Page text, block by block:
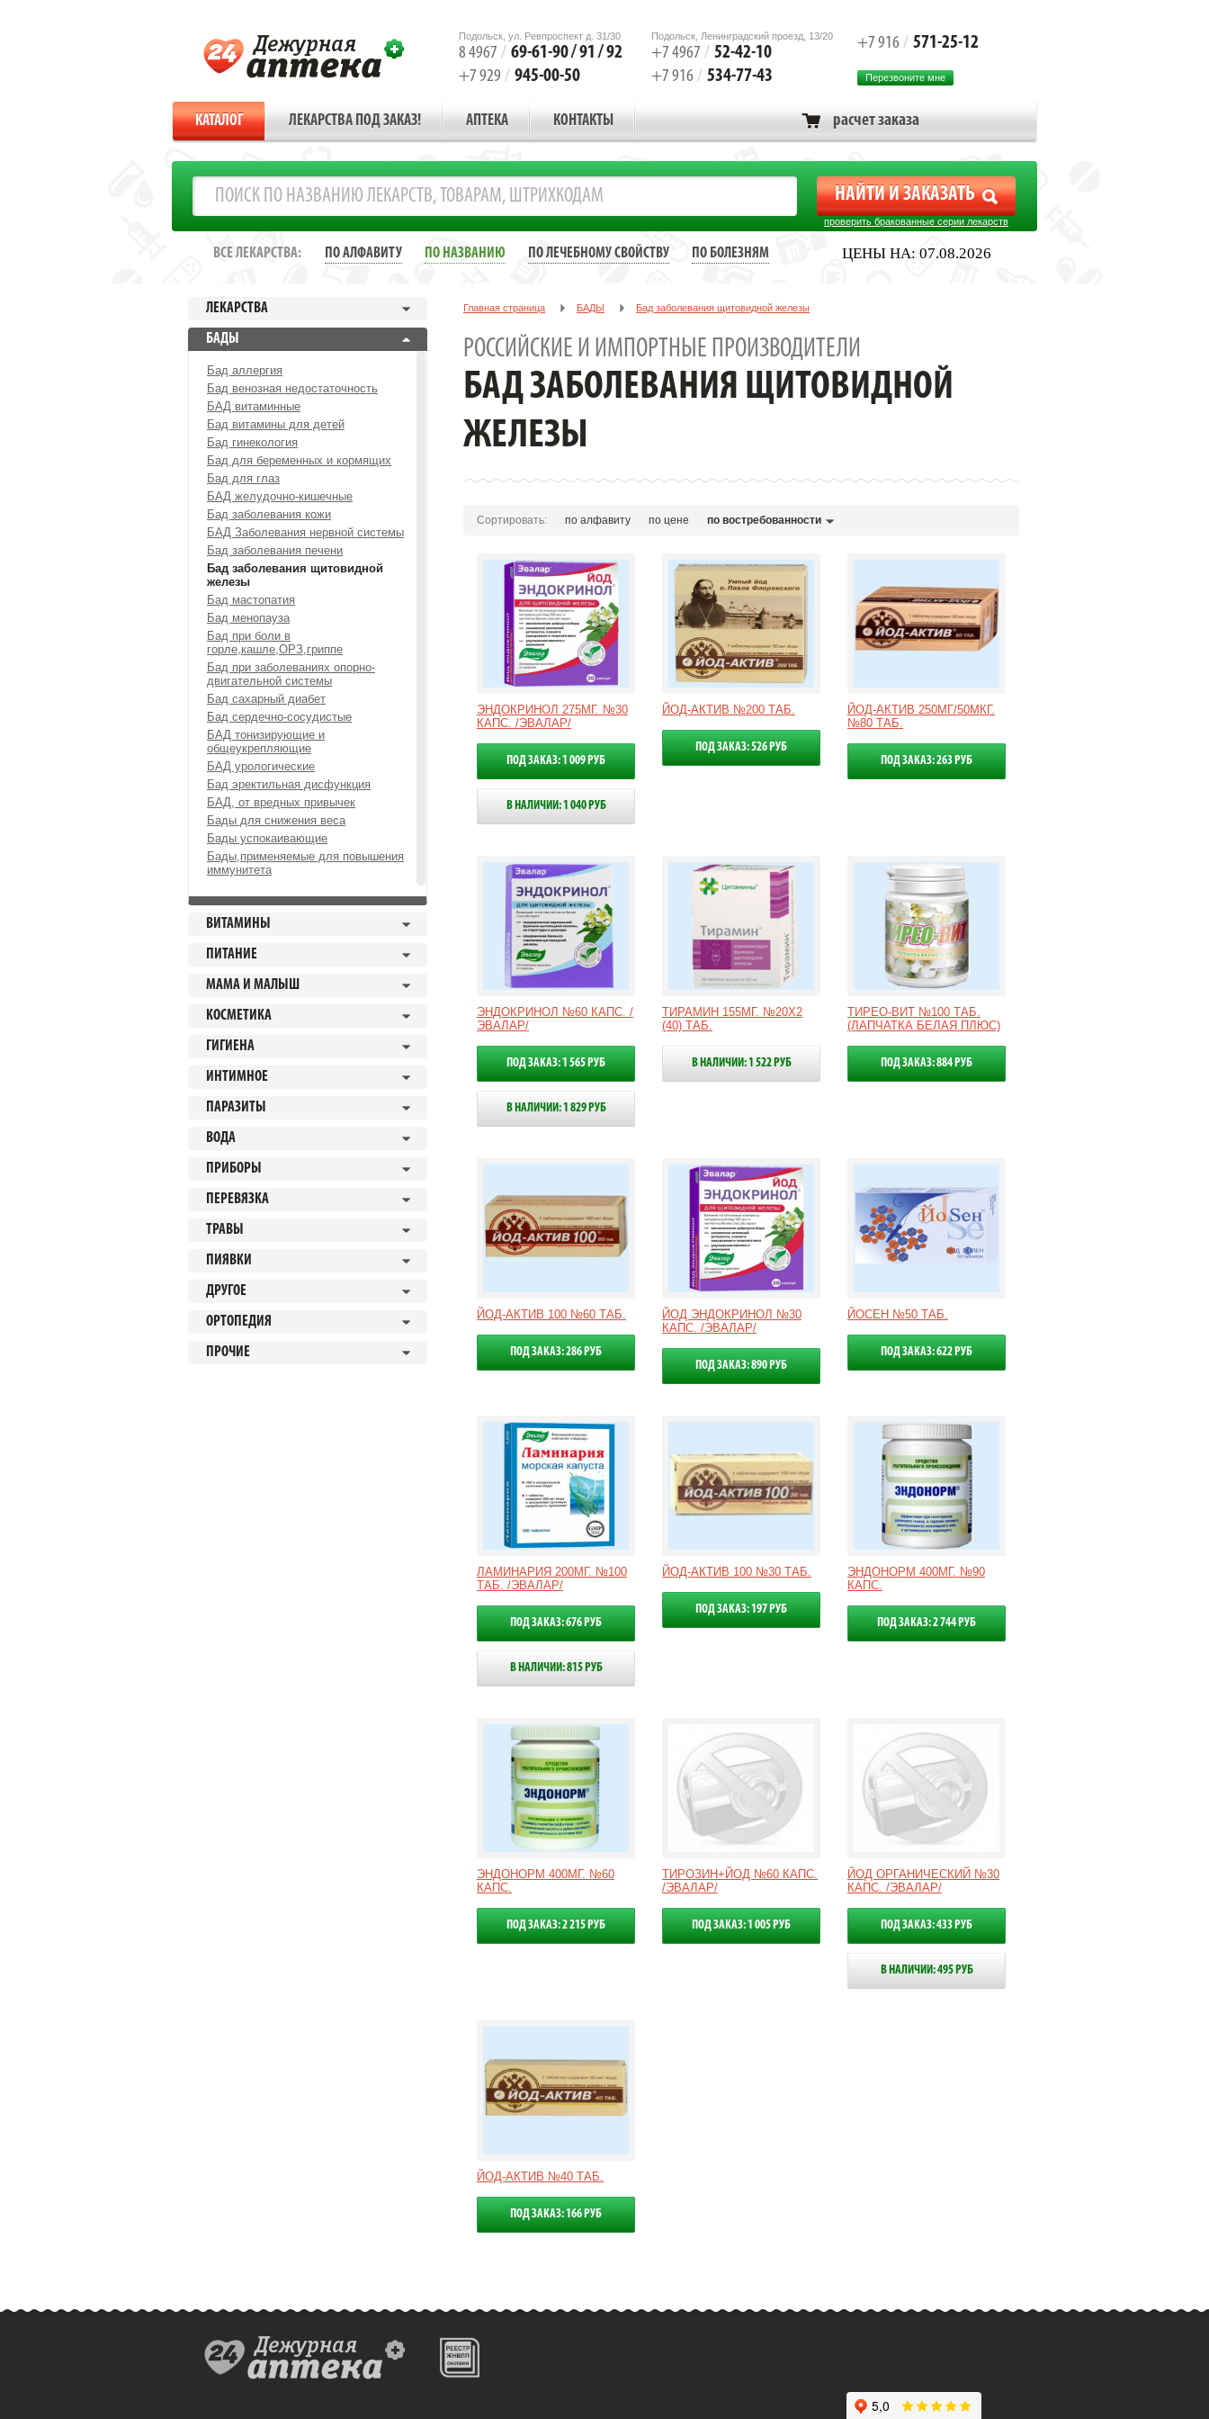
Подольск, ул. Ревпроспект д. 31/30
8 4967 / 69-61-90 / 91 / 92
+7 929 / 945-00-50
Подольск, Ленинградский проезд, 13/20
+7 4967 / 52-42-10
+7 916 / 534-77-43
+7 916 / 571-25-12
Перезвоните мне
КАТАЛОГ ЛЕКАРСТВА ПОД ЗАКАЗ! АПТЕКА КОНТАКТЫ расчет заказа
проверить бракованные серии лекарств
ЦЕНЫ НА: 07.08.2026
ВСЕ ЛЕКАРСТВА: ПО АЛФАВИТУ ПО НАЗВАНИЮ ПО ЛЕЧЕБНОМУ СВОЙСТВУ ПО БОЛЕЗНЯМ
ЛЕКАРСТВА
БАДЫ
Бад аллергия
Бад венозная недостаточность
БАД витаминные
Бад витамины для детей
Бад гинекология
Бад для беременных и кормящих
Бад для глаз
БАД желудочно-кишечные
Бад заболевания кожи
БАД Заболевания нервной системы
Бад заболевания печени
Бад заболевания щитовидной
железы
Бад мастопатия
Бад менопауза
Бад при боли в
горле,кашле,ОРЗ,гриппе
Бад при заболеваниях опорно-
двигательной системы
Бад сахарный диабет
Бад сердечно-сосудистые
БАД тонизирующие и
общеукрепляющие
БАД урологические
Бад эректильная дисфункция
БАД, от вредных привычек
Бады для снижения веса
Бады успокаивающие
Бады,применяемые для повышения
иммунитета
ВИТАМИНЫ
ПИТАНИЕ
МАМА И МАЛЫШ
КОСМЕТИКА
ГИГИЕНА
ИНТИМНОЕ
ПАРАЗИТЫ
ВОДА
ПРИБОРЫ
ПЕРЕВЯЗКА
ТРАВЫ
ПИЯВКИ
ДРУГОЕ
ОРТОПЕДИЯ
ПРОЧИЕ
Главная страница БАДЫ Бад заболевания щитовидной железы
РОССИЙСКИЕ И ИМПОРТНЫЕ ПРОИЗВОДИТЕЛИ
БАД ЗАБОЛЕВАНИЯ ЩИТОВИДНОЙ
ЖЕЛЕЗЫ
Сортировать: по алфавиту по цене по востребованности
ЭНДОКРИНОЛ 275МГ. №30
КАПС. /ЭВАЛАР/
ПОД ЗАКАЗ: 1 009 РУБ
В НАЛИЧИИ: 1 040 РУБ
ЙОД-АКТИВ №200 ТАБ.
ПОД ЗАКАЗ: 526 РУБ
ЙОД-АКТИВ 250МГ/50МКГ.
№80 ТАБ.
ПОД ЗАКАЗ: 263 РУБ
ЭНДОКРИНОЛ №60 КАПС. /
ЭВАЛАР/
ПОД ЗАКАЗ: 1 565 РУБ
В НАЛИЧИИ: 1 829 РУБ
ТИРАМИН 155МГ. №20Х2
(40) ТАБ.
В НАЛИЧИИ: 1 522 РУБ
ТИРЕО-ВИТ №100 ТАБ.
(ЛАПЧАТКА БЕЛАЯ ПЛЮС)
ПОД ЗАКАЗ: 884 РУБ
ЙОД-АКТИВ 100 №60 ТАБ.
ПОД ЗАКАЗ: 286 РУБ
ЙОД ЭНДОКРИНОЛ №30
КАПС. /ЭВАЛАР/
ПОД ЗАКАЗ: 890 РУБ
ЙОСЕН №50 ТАБ.
ПОД ЗАКАЗ: 622 РУБ
ЛАМИНАРИЯ 200МГ. №100
ТАБ. /ЭВАЛАР/
ПОД ЗАКАЗ: 676 РУБ
В НАЛИЧИИ: 815 РУБ
ЙОД-АКТИВ 100 №30 ТАБ.
ПОД ЗАКАЗ: 197 РУБ
ЭНДОНОРМ 400МГ. №90
КАПС.
ПОД ЗАКАЗ: 2 744 РУБ
ЭНДОНОРМ 400МГ. №60
КАПС.
ПОД ЗАКАЗ: 2 215 РУБ
ТИРОЗИН+ЙОД №60 КАПС.
/ЭВАЛАР/
ПОД ЗАКАЗ: 1 005 РУБ
ЙОД ОРГАНИЧЕСКИЙ №30
КАПС. /ЭВАЛАР/
ПОД ЗАКАЗ: 433 РУБ
В НАЛИЧИИ: 495 РУБ
ЙОД-АКТИВ №40 ТАБ.
ПОД ЗАКАЗ: 166 РУБ